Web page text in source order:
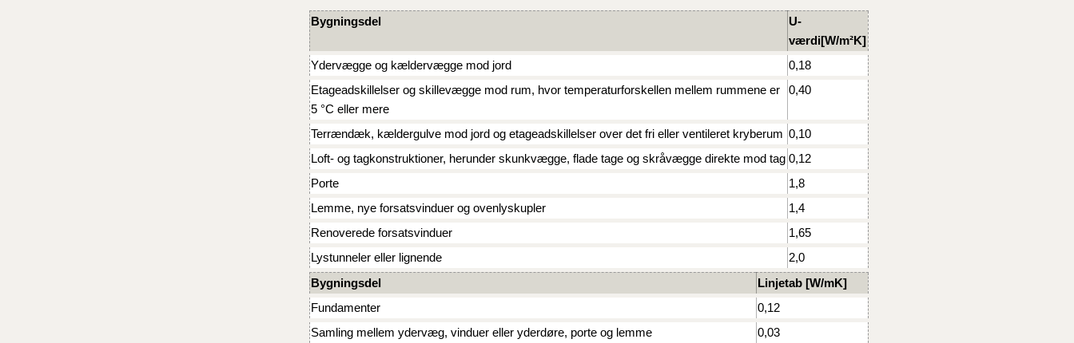
BR18 (1/1-29/6 2021)
2020)
BR18 (1/1-9/3 2020)
Bygningsdel
U-
værdi[W/m²K]
Ydervægge og kældervægge mod jord
0,18
Etageadskillelser og skillevægge mod rum, hvor temperaturforskellen mellem rummene er
5 °C eller mere
0,40
Terrændæk, kældergulve mod jord og etageadskillelser over det fri eller ventileret kryberum 0,10
Loft- og tagkonstruktioner, herunder skunkvægge, flade tage og skråvægge direkte mod tag 0,12
Porte
1,8
Lemme, nye forsatsvinduer og ovenlyskupler
1,4
Renoverede forsatsvinduer
1,65
Lystunneler eller lignende
2,0
Bygningsdel
Linjetab [W/mK]
Fundamenter
0,12
Samling mellem ydervæg, vinduer eller yderdøre, porte og lemme
0,03